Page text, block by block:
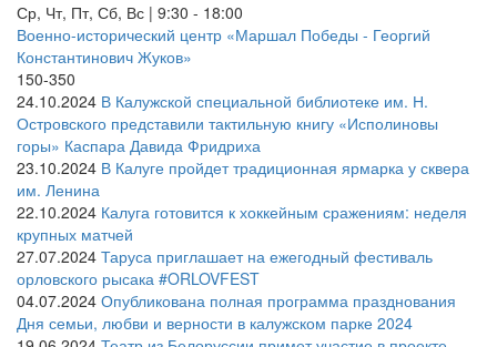
Ср, Чт, Пт, Сб, Вс | 9:30 - 18:00
Военно-исторический центр «Маршал Победы - Георгий
Константинович Жуков»
150-350
24.10.2024 В Калужской специальной библиотеке им. Н.
Островского представили тактильную книгу «Исполиновы
горы» Каспара Давида Фридриха
23.10.2024 В Калуге пройдет традиционная ярмарка у сквера
им. Ленина
22.10.2024 Калуга готовится к хоккейным сражениям: неделя
крупных матчей
27.07.2024 Таруса приглашает на ежегодный фестиваль
орловского рысака #ORLOVFEST
04.07.2024 Опубликована полная программа празднования
Дня семьи, любви и верности в калужском парке 2024